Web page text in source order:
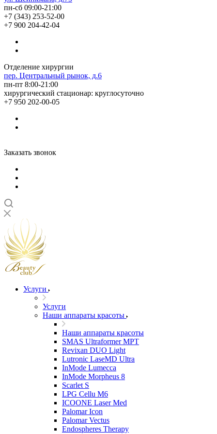
пн-сб 09:00-21:00
+7 (343) 253-52-00
+7 900 204-42-04
Отделение хирургии
пер. Центральный рынок, д.6
пн-пт 8:00-21:00
хирургический стационар: круглосуточно
+7 950 202-00-05
Заказать звонок
Услуги
Услуги
Наши аппараты красоты
Наши аппараты красоты
SMAS Ultraformer MPT
Revixan DUO Light
Lutronic LaseMD Ultra
InMode Lumecca
InMode Morpheus 8
Scarlet S
LPG Cellu M6
ICOONE Laser Med
Palomar Icon
Palomar Vectus
Endospheres Therapy